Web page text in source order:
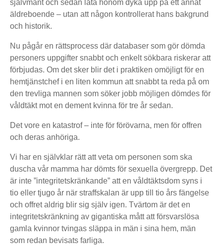
självmant och sedan låta honom dyka upp på ett annat
äldreboende – utan att någon kontrollerat hans bakgrund
och historik.
Nu pågår en rättsprocess där databaser som gör dömda
personers uppgifter snabbt och enkelt sökbara riskerar att
förbjudas. Om det sker blir det i praktiken omöjligt för en
hemtjänstchef i en liten kommun att snabbt ta reda på om
den trevliga mannen som söker jobb möjligen dömdes för
våldtäkt mot en dement kvinna för tre år sedan.
Det vore en katastrof – inte för förövarna, men för offren
och deras anhöriga.
Vi har en självklar rätt att veta om personen som ska
duscha vår mamma har dömts för sexuella övergrepp. Det
är inte ”integritetskränkande” att en våldtäktsdom syns i
tio eller tjugo år när straffskalan är upp till tio års fängelse
och offret aldrig blir sig själv igen. Tvärtom är det en
integritetskränkning av gigantiska mått att försvarslösa
gamla kvinnor tvingas släppa in män i sina hem, män
som redan bevisats farliga.